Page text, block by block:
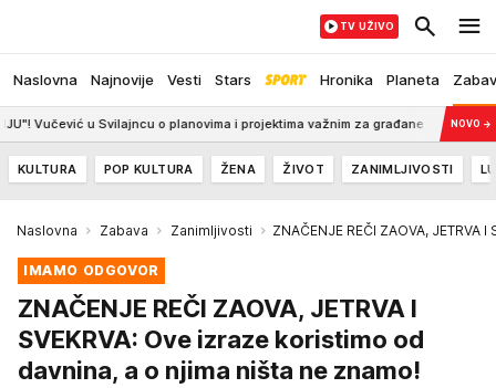
Naslovna Najnovije Vesti Stars Hronika Planeta
TV UŽIVO
u Svilajncu o planovima i projektima važnim za građane (FOTO) 11:30
NOVO →
KULTURA POP KULTURA ŽENA ŽIVOT ZANIMLJIVOSTI
Naslovna Zabava Zanimljivosti ZNAČENJE REČI ZAOVA,
IMAMO ODGOVOR
ZNAČENJE REČI ZAOVA, JETRVA I
SVEKRVA: Ove izraze koristimo od
davnina, a o njima ništa ne znamo!